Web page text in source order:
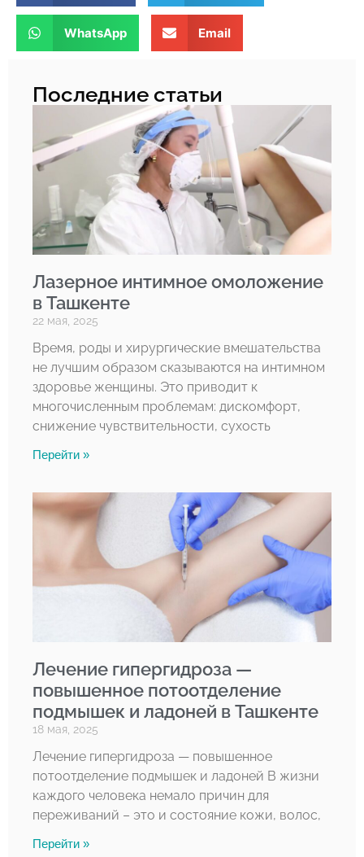
WhatsApp Email
Последние статьи
Лазерное интимное омоложение
в Ташкенте
22 мая, 2025
Время, роды и хирургические вмешательства
не лучшим образом сказываются на интимном
здоровье женщины. Это приводит к
многочисленным проблемам: дискомфорт,
снижение чувствительности, сухость
Перейти »
Лечение гипергидроза —
повышенное потоотделение
подмышек и ладоней в Ташкенте
18 мая, 2025
Лечение гипергидроза — повышенное
потоотделение подмышек и ладоней В жизни
каждого человека немало причин для
переживаний – это и состояние кожи, волос,
Перейти »